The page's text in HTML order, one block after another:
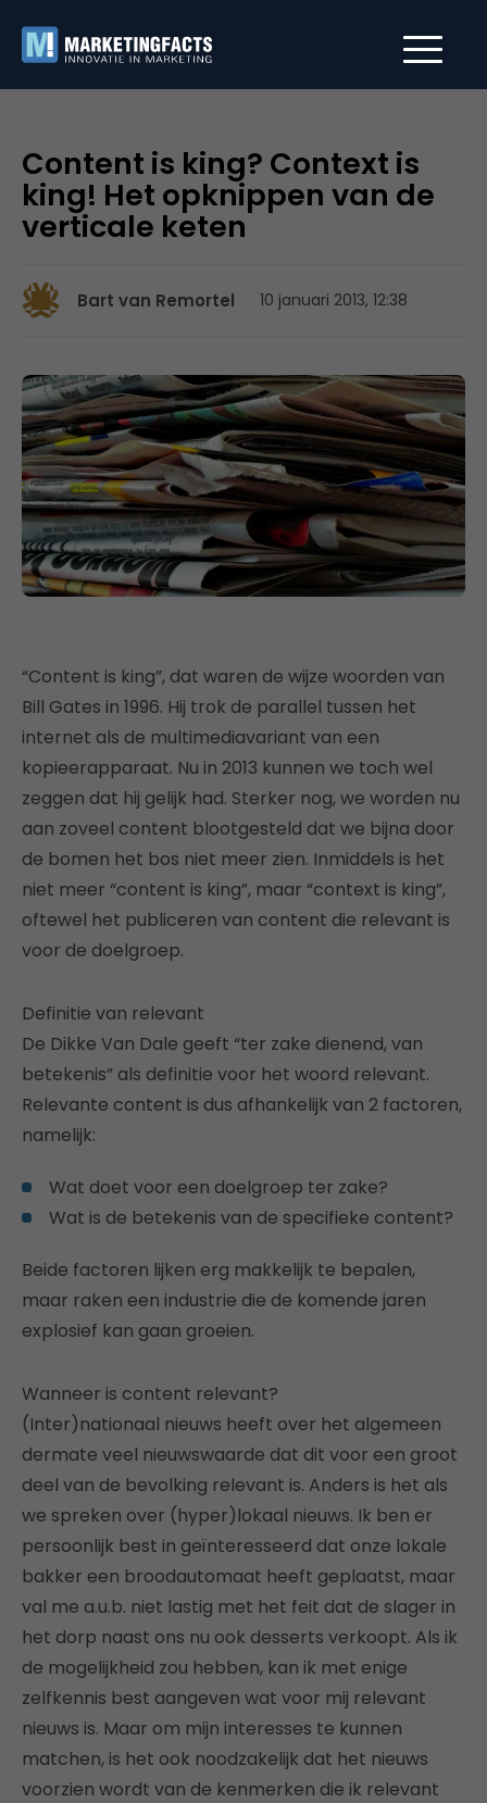
Content is king? Context is
king! Het opknippen van de
verticale keten
Bart van Remortel 10 januari 2013, 12:38
“Content is king”, dat waren de wijze woorden van
Bill Gates in 1996. Hij trok de parallel tussen het
internet als de multimediavariant van een
kopieerapparaat. Nu in 2013 kunnen we toch wel
zeggen dat hij gelijk had. Sterker nog, we worden nu
aan zoveel content blootgesteld dat we bijna door
de bomen het bos niet meer zien. Inmiddels is het
niet meer “content is king”, maar “context is king”,
oftewel het publiceren van content die relevant is
voor de doelgroep.
Definitie van relevant
De Dikke Van Dale geeft “ter zake dienend, van
betekenis” als definitie voor het woord relevant.
Relevante content is dus afhankelijk van 2 factoren,
namelijk:
Wat doet voor een doelgroep ter zake?
Wat is de betekenis van de specifieke content?
Beide factoren lijken erg makkelijk te bepalen,
maar raken een industrie die de komende jaren
explosief kan gaan groeien.
Wanneer is content relevant?
(Inter)nationaal nieuws heeft over het algemeen
dermate veel nieuwswaarde dat dit voor een groot
deel van de bevolking relevant is. Anders is het als
we spreken over (hyper)lokaal nieuws. Ik ben er
persoonlijk best in geïnteresseerd dat onze lokale
bakker een broodautomaat heeft geplaatst, maar
val me a.u.b. niet lastig met het feit dat de slager in
het dorp naast ons nu ook desserts verkoopt. Als ik
de mogelijkheid zou hebben, kan ik met enige
zelfkennis best aangeven wat voor mij relevant
nieuws is. Maar om mijn interesses te kunnen
matchen, is het ook noodzakelijk dat het nieuws
voorzien wordt van de kenmerken die ik relevant